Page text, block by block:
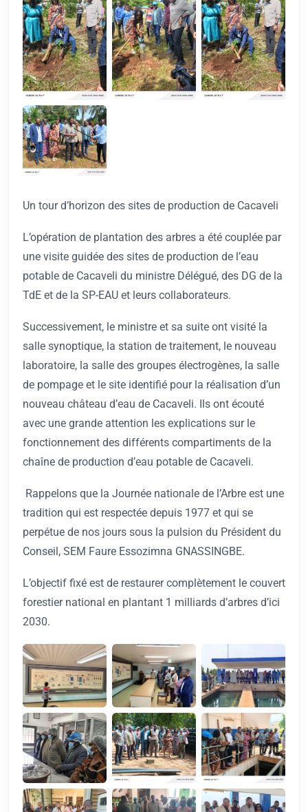
Un tour d’horizon des sites de production de Cacaveli
L’opération de plantation des arbres a été couplée par
une visite guidée des sites de production de l’eau
potable de Cacaveli du ministre Délégué, des DG de la
TdE et de la SP-EAU et leurs collaborateurs.
Successivement, le ministre et sa suite ont visité la
salle synoptique, la station de traitement, le nouveau
laboratoire, la salle des groupes électrogènes, la salle
de pompage et le site identifié pour la réalisation d’un
nouveau château d’eau de Cacaveli. Ils ont écouté
avec une grande attention les explications sur le
fonctionnement des différents compartiments de la
chaîne de production d’eau potable de Cacaveli.
Rappelons que la Journée nationale de l’Arbre est une
tradition qui est respectée depuis 1977 et qui se
perpétue de nos jours sous la pulsion du Président du
Conseil, SEM Faure Essozimna GNASSINGBE.
L’objectif fixé est de restaurer complètement le couvert
forestier national en plantant 1 milliards d’arbres d’ici
2030.